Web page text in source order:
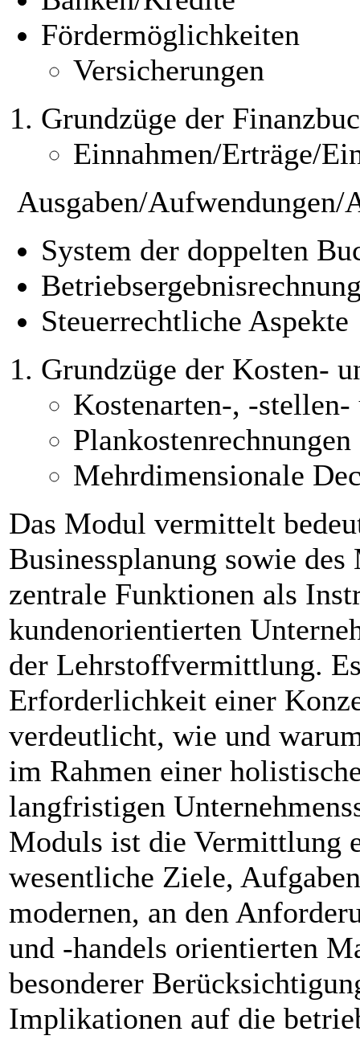
Fördermöglichkeiten
Versicherungen
Grundzüge der
Einnahmen/Erträge/
Ausgaben/Aufwendungen/
System der doppelten
Steuerrechtliche Aspekte
Grundzüge der Kosten-
Kostenarten-, -
Mehrdimensionale
Das Modul vermittelt
Businessplanung sowie
zentrale Funktionen als
kundenorientierten
der Lehrstoffvermittlung.
Erforderlichkeit einer
verdeutlicht, wie und
im Rahmen einer
langfristigen
Moduls ist die Vermittlung
wesentliche Ziele,
modernen, an den
und -handels orientierten
besonderer
Implikationen auf die